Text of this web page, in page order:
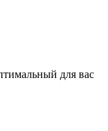
для вас